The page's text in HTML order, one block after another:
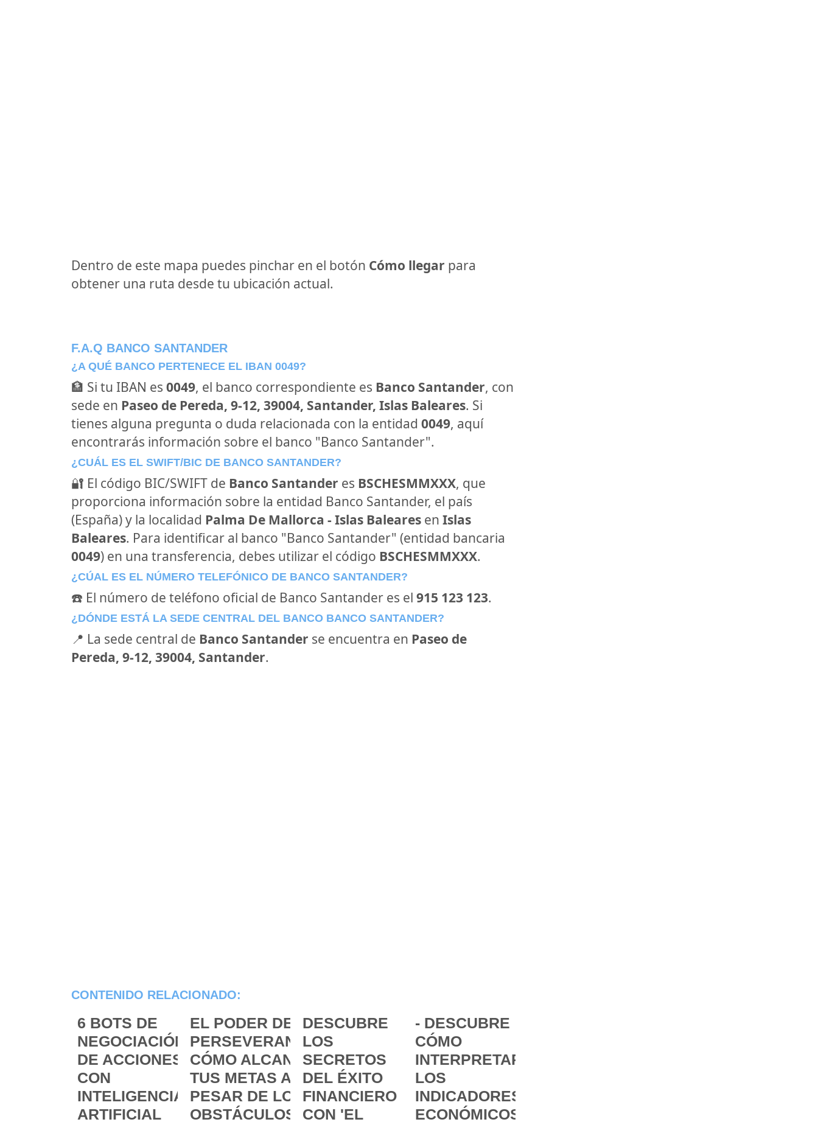
Dentro de este mapa puedes pinchar en el botón Cómo llegar para
obtener una ruta desde tu ubicación actual.
F.A.Q BANCO SANTANDER
¿A QUÉ BANCO PERTENECE EL IBAN 0049?
🏦 Si tu IBAN es 0049, el banco correspondiente es Banco Santander, con
sede en Paseo de Pereda, 9-12, 39004, Santander, Islas Baleares. Si
tienes alguna pregunta o duda relacionada con la entidad 0049, aquí
encontrarás información sobre el banco "Banco Santander".
¿CUÁL ES EL SWIFT/BIC DE BANCO SANTANDER?
🔐 El código BIC/SWIFT de Banco Santander es BSCHESMMXXX, que
proporciona información sobre la entidad Banco Santander, el país
(España) y la localidad Palma De Mallorca - Islas Baleares en Islas
Baleares. Para identificar al banco "Banco Santander" (entidad bancaria
0049) en una transferencia, debes utilizar el código BSCHESMMXXX.
¿CÚAL ES EL NÚMERO TELEFÓNICO DE BANCO SANTANDER?
☎️ El número de teléfono oficial de Banco Santander es el 915 123 123.
¿DÓNDE ESTÁ LA SEDE CENTRAL DEL BANCO BANCO SANTANDER?
📍 La sede central de Banco Santander se encuentra en Paseo de
Pereda, 9-12, 39004, Santander.
CONTENIDO RELACIONADO:
6 BOTS DE
NEGOCIACIÓN
DE ACCIONES
CON
INTELIGENCIA
ARTIFICIAL
EL PODER DE LA
PERSEVERANCIA:
CÓMO ALCANZAR
TUS METAS A
PESAR DE LOS
OBSTÁCULOS
DESCUBRE
LOS
SECRETOS
DEL ÉXITO
FINANCIERO
CON 'EL
- DESCUBRE
CÓMO
INTERPRETAR
LOS
INDICADORES
ECONÓMICOS